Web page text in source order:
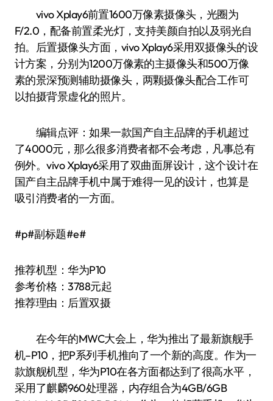
vivo Xplay6前置1600万像素摄像头，光圈为
F/2.0，配备前置柔光灯，支持美颜自拍以及弱光自
拍。后置摄像头方面，vivo Xplay6采用双摄像头的设
计方案，分别为1200万像素的主摄像头和500万像
素的景深预测辅助摄像头，两颗摄像头配合工作可
以拍摄背景虚化的照片。
编辑点评：如果一款国产自主品牌的手机超过
了4000元，那么很多消费者都不会考虑，凡事总有
例外。vivo Xplay6采用了双曲面屏设计，这个设计在
国产自主品牌手机中属于难得一见的设计，也算是
吸引消费者的一方面。
#p#副标题#e#
推荐机型：华为P10
参考价格：3788元起
推荐理由：后置双摄
在今年的MWC大会上，华为推出了最新旗舰手
机–P10，把P系列手机推向了一个新的高度。作为一
款旗舰机型，华为P10在各方面都达到了很高水平，
采用了麒麟960处理器，内存组合为4GB/6GB